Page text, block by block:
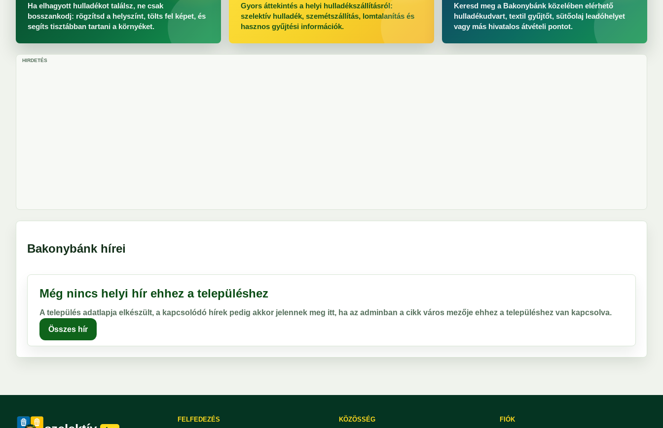
Ha elhagyott hulladékot találsz, ne csak
bosszankodj: rögzítsd a helyszínt, tölts fel képet, és
segíts tisztábban tartani a környéket.
Gyors áttekintés a helyi hulladékszállításról:
szelektív hulladék, szemétszállítás, lomtalanítás és
hasznos gyűjtési információk.
Keresd meg a Bakonybánk közelében elérhető
hulladékudvart, textil gyűjtőt, sütőolaj leadóhelyet
vagy más hivatalos átvételi pontot.
HIRDETÉS
Bakonybánk hírei
Még nincs helyi hír ehhez a településhez
A település adatlapja elkészült, a kapcsolódó hírek pedig akkor jelennek meg itt, ha az adminban a cikk város mezője ehhez a településhez van kapcsolva.
Összes hír
FELFEDEZÉS KÖZÖSSÉG FIÓK